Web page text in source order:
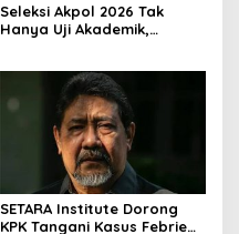
Seleksi Akpol 2026 Tak
Hanya Uji Akademik,
SETARA Institute Dorong
KPK Tangani Kasus Febrie